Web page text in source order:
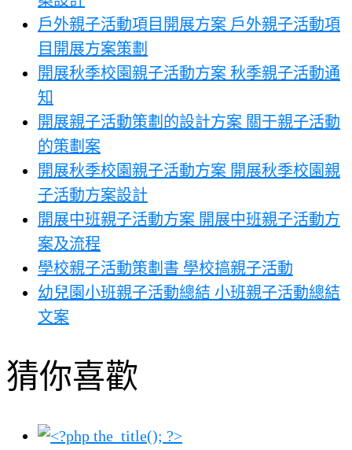
戶外親子活動項目開展方案 戶外親子活動項
目開展方案策劃
開展秋季校園親子活動方案 秋季親子活動通
知
開展親子活動策劃的設計方案 關于親子活動
的策劃案
開展秋季校園親子活動方案 開展秋季校園親
子活動方案設計
開展中班親子活動方案 開展中班親子活動方
案及流程
學校親子活動策劃書 學校搞親子活動
幼兒園小班親子活動總結 小班親子活動總結
文案
猜你喜歡